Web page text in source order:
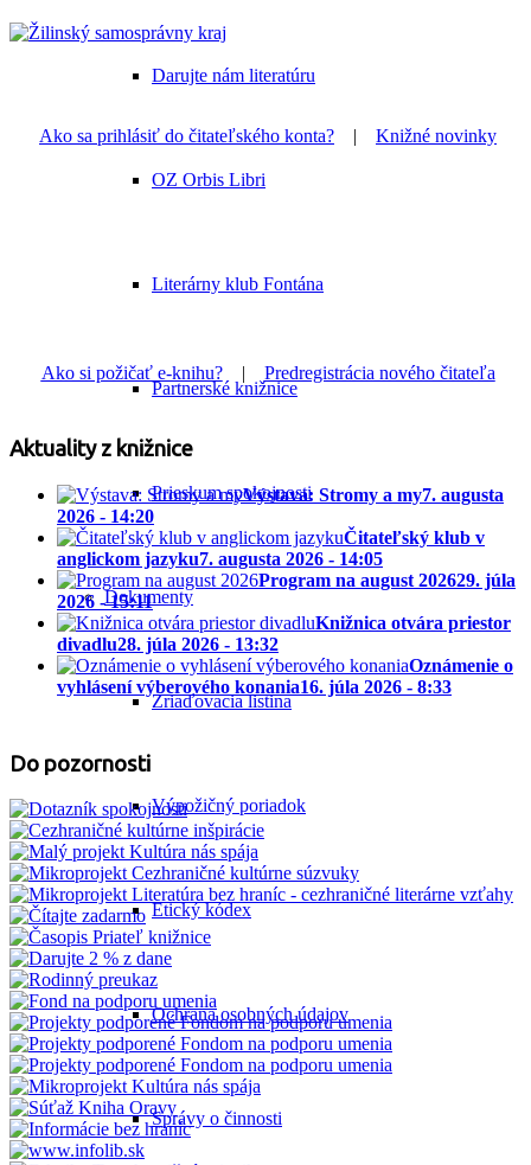
Darujte nám literatúru
OZ Orbis Libri
Literárny klub Fontána
Partnerské knižnice
Prieskum spokojnosti
Dokumenty
Zriaďovacia listina
Výpožičný poriadok
Etický kódex
Ochrana osobných údajov
Správy o činnosti
Ako sa prihlásiť do čitateľského konta? | Knižné novinky
Ako si požičať e-knihu?| Predregistrácia nového čitateľa
Aktuality z knižnice
Výstava: Stromy a my7. augusta
2026 - 14:20
Čitateľský klub v
anglickom jazyku7. augusta 2026 - 14:05
Program na august 202629. júla
2026 - 15:11
Knižnica otvára priestor
divadlu28. júla 2026 - 13:32
Oznámenie o
vyhlásení výberového konania16. júla 2026 - 8:33
Do pozornosti